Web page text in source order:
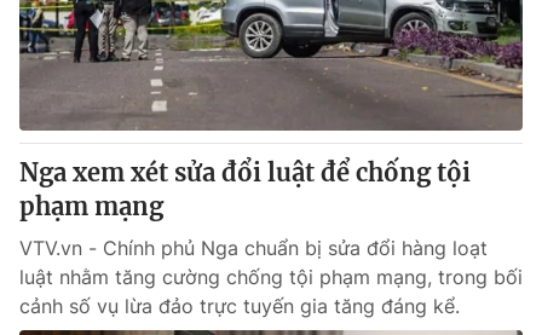
Tin tức
Thế giới đó đây
Câu chuyện quốc tế
Kinh tế
Tài chính
Thị trường
Góc doanh nghiệp
Dữ liệu và đời sống
Truyền hình
Phim VTV
Hậu trường
Nhân vật
Giải trí
Điện ảnh
Đời sống
Nga xem xét sửa đổi luật để chống tội
phạm mạng
VTV.vn - Chính phủ Nga chuẩn bị sửa đổi hàng loạt
luật nhằm tăng cường chống tội phạm mạng, trong bối
cảnh số vụ lừa đảo trực tuyến gia tăng đáng kể.